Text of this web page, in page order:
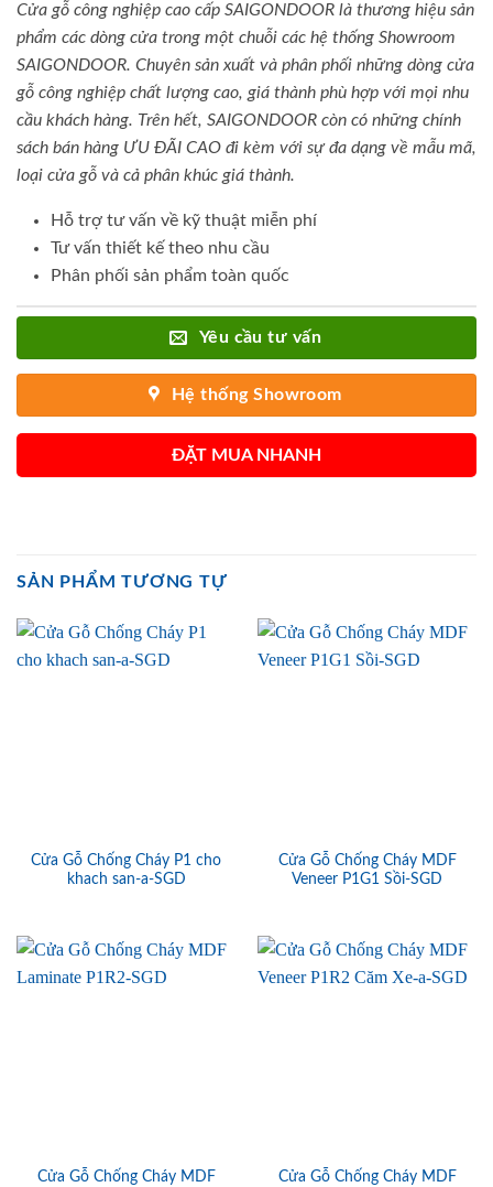
Cửa gỗ công nghiệp cao cấp SAIGONDOOR là thương hiệu sản
phẩm các dòng cửa trong một chuỗi các hệ thống Showroom
SAIGONDOOR. Chuyên sản xuất và phân phối những dòng cửa
gỗ công nghiệp chất lượng cao, giá thành phù hợp với mọi nhu
cầu khách hàng. Trên hết, SAIGONDOOR còn có những chính
sách bán hàng ƯU ĐÃI CAO đi kèm với sự đa dạng về mẫu mã,
loại cửa gỗ và cả phân khúc giá thành.
Hỗ trợ tư vấn về kỹ thuật miễn phí
Tư vấn thiết kế theo nhu cầu
Phân phối sản phẩm toàn quốc
Yêu cầu tư vấn
Hệ thống Showroom
ĐẶT MUA NHANH
SẢN PHẨM TƯƠNG TỰ
Cửa Gỗ Chống Cháy P1 cho
khach san-a-SGD
Cửa Gỗ Chống Cháy MDF
Veneer P1G1 Sồi-SGD
Cửa Gỗ Chống Cháy MDF
Cửa Gỗ Chống Cháy MDF